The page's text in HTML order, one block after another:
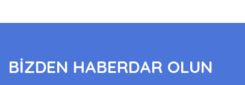
BİZDEN HABERDAR OLUN